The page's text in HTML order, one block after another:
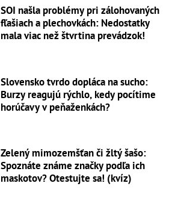
SOI našla problémy pri zálohovaných
fľašiach a plechovkách: Nedostatky
mala viac než štvrtina prevádzok!
Slovensko tvrdo dopláca na sucho:
Burzy reagujú rýchlo, kedy pocítime
horúčavy v peňaženkách?
Zelený mimozemšťan či žltý šašo:
Spoznáte známe značky podľa ich
maskotov? Otestujte sa! (kvíz)